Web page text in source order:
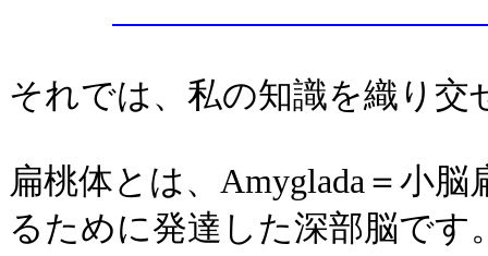
それでは、私の知識を織り
扁桃体とは、Amyglada＝小
るために発達した深部脳です